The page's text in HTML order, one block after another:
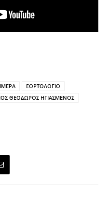
ΕΟΡΤΟΛΟΓΙΟ
ΘΕΟΔΩΡΟΣ ΗΓΙΑΣΜΕΝΟΣ